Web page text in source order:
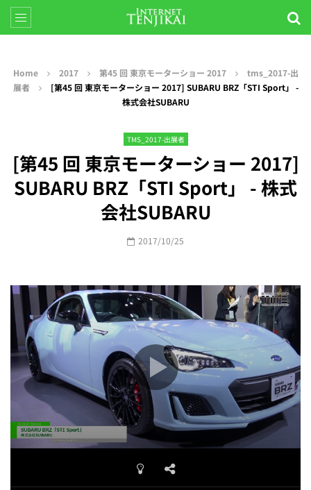
Home 2017 第45 回 東京モーターショー 2017
tms_2017-出
展者
[第45 回 東京モーターショー 2017] SUBARU BRZ「STI Sport」 -
株式会社SUBARU
TMS_2017-出展者
[第45 回 東京モーターショー 2017]
SUBARU BRZ「STI Sport」 - 株式
会社SUBARU
2017/10/25